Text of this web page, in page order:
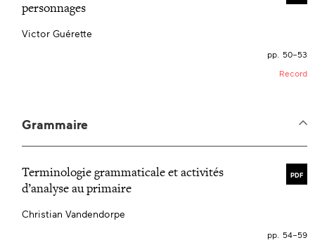
personnages
Victor Guérette
pp. 50–53
Record
Grammaire
PDF
Terminologie grammaticale et activités
d’analyse au primaire
Christian Vandendorpe
pp. 54–59